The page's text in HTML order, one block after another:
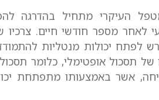
העיקרי מתחיל בהדרגה
מספר חודשי חיים. צרכיו
לפתח יכולות מנטליות
של תסכול אופטימלי, כלומר
אשר באמצעותו מתפתחת